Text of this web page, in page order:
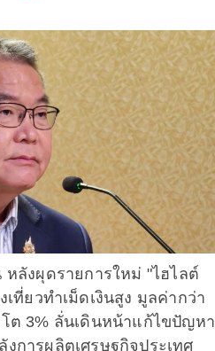
ลังผุดรายการใหม่​ "ไฮไลต์
ที่ยวทำเม็ดเงินสูง​ มูลค่ากว่า
ต 3% ลั่นเดินหน้าแก้ไขปัญหา
การผลิตเศรษฐกิจประเทศ​